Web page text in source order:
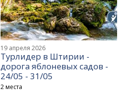
19 апреля 2026
Турлидер в Штирии -
дорога яблоневых садов -
24/05 - 31/05
2 места